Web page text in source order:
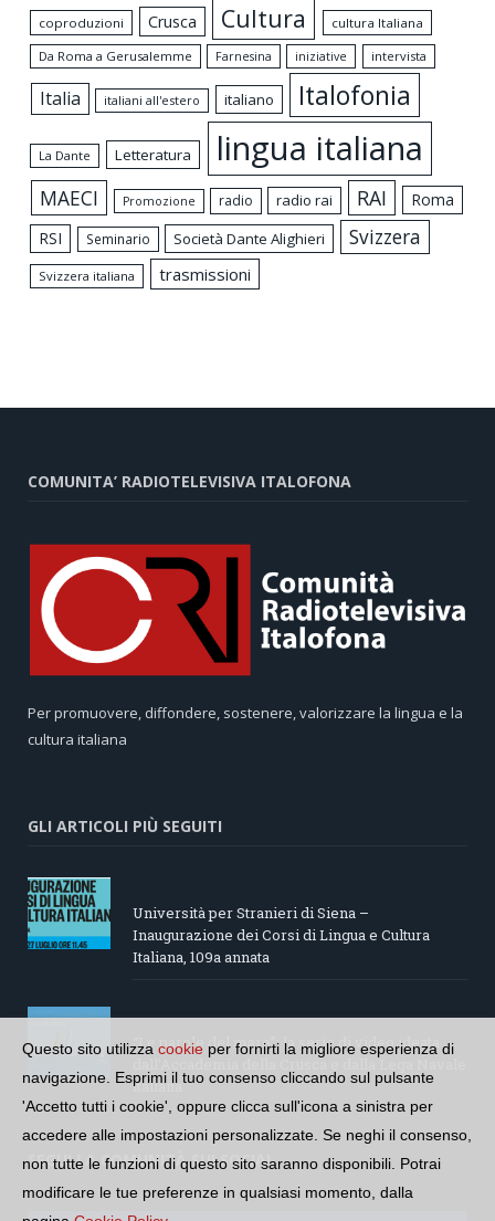
coproduzioni Crusca Cultura
cultura Italiana
Da Roma a Gerusalemme
Farnesina iniziative intervista
Italia italiani all'estero italiano Italofonia
La Dante Letteratura lingua italiana
MAECI Promozione radio radio rai RAI
Roma
RSI
Seminario Società Dante Alighieri Svizzera
Svizzera italiana trasmissioni
COMUNITA’ RADIOTELEVISIVA ITALOFONA
Per promuovere, diffondere, sostenere, valorizzare la lingua e la
cultura italiana
GLI ARTICOLI PIÙ SEGUITI
Università per Stranieri di Siena –
Inaugurazione dei Corsi di Lingua e Cultura
Italiana, 109a annata
“Le parole del mare”: la serie di video ideata
dall’Accademia della Crusca e dalla Lega Navale
italiana
SEGUI LA COMUNITÀ SUI SOCIAL
Questo sito utilizza cookie per fornirti la migliore esperienza di
navigazione. Esprimi il tuo consenso cliccando sul pulsante
'Accetto tutti i cookie', oppure clicca sull'icona a sinistra per
accedere alle impostazioni personalizzate. Se neghi il consenso,
non tutte le funzioni di questo sito saranno disponibili. Potrai
modificare le tue preferenze in qualsiasi momento, dalla